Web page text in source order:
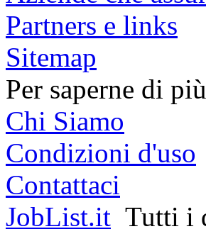
Partners e links
Sitemap
Per saperne di più
Chi Siamo
Condizioni d'uso
Contattaci
JobList.it Tutti i